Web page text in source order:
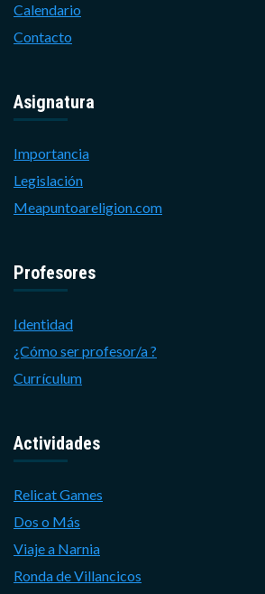
Calendario
Contacto
Asignatura
Importancia
Legislación
Meapuntoareligion.com
Profesores
Identidad
¿Cómo ser profesor/a ?
Currículum
Actividades
Relicat Games
Dos o Más
Viaje a Narnia
Ronda de Villancicos